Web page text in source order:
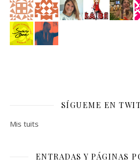
SÍGUEME EN
Mis tuits
ENTRADAS Y PÁGINAS